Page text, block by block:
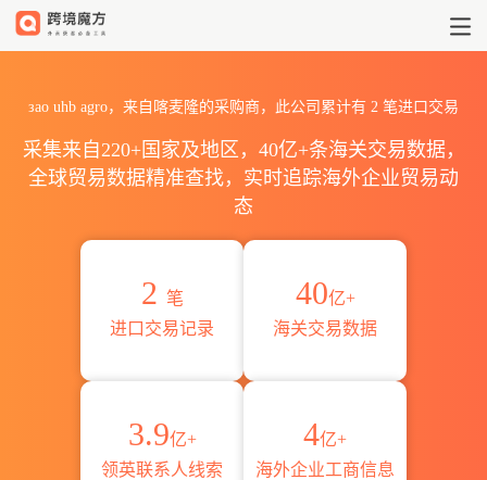
зао uhb agro，来自喀麦隆的采购商，此公司累计有 2 笔进口交易
采集来自220+国家及地区，40亿+条海关交易数据，
全球贸易数据精准查找，实时追踪海外企业贸易动
态
2 笔
进口交易记录
40亿+
海关交易数据
3.9亿+
领英联系人线索
4亿+
海外企业工商信息